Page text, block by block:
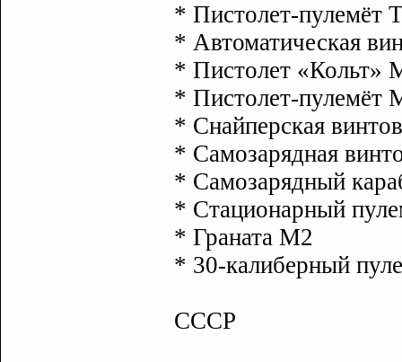
* Пистолет-пулемёт
* Автоматическая
* Пистолет «Кольт»
* Пистолет-пулемёт
* Снайперская
* Самозарядная
* Самозарядный
* Стационарный
* Граната М2
* 30-калиберный
СССР